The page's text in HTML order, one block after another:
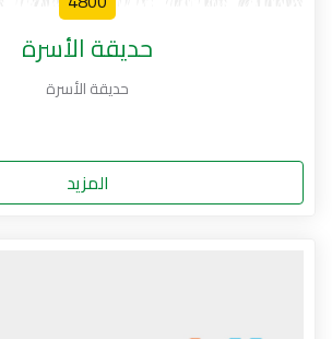
حديقة الأسرة
حديقة الأسرة
المزيد